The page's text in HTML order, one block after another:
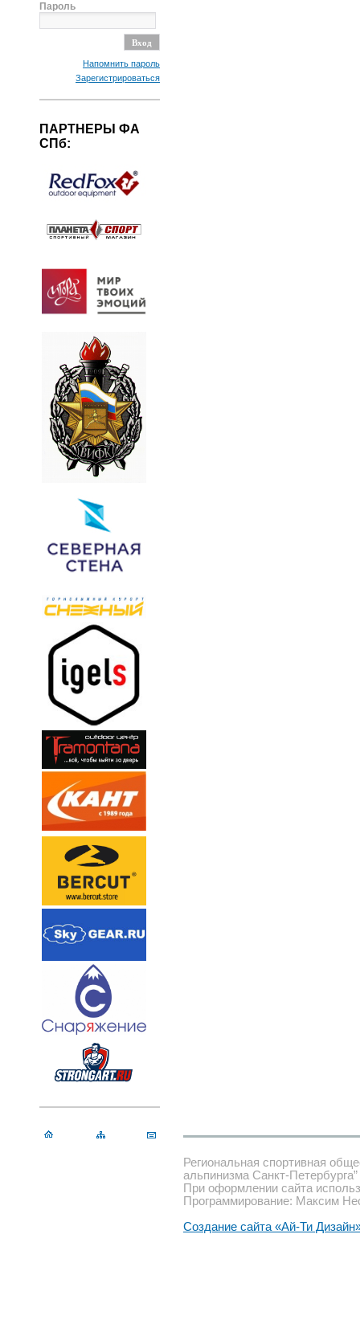
Пароль
Напомнить пароль
Зарегистрироваться
ПАРТНЕРЫ ФА
СПб:
Региональная спортивная
альпинизма Санкт-Петербурга”
При оформлении сайта
Программирование: Максим
Создание сайта «Ай-Ти